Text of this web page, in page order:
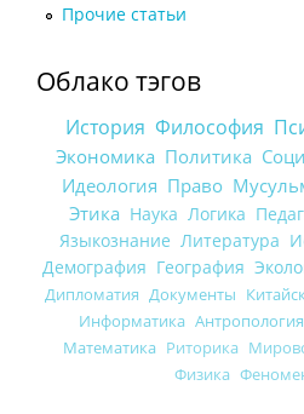
Прочие статьи
Облако тэгов
История Философия
Экономика Политика
Идеология Право
Этика Наука Логика
Языкознание Литература
Демография География
Дипломатия Документы
Информатика Антропология
Математика Риторика
Физика